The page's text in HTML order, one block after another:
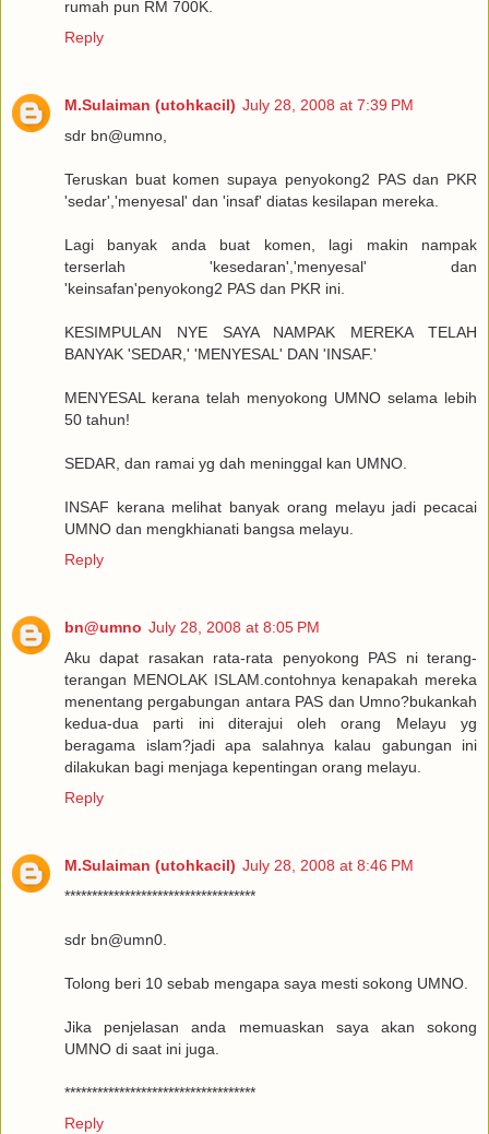
rumah pun RM 700K.
Reply
M.Sulaiman (utohkacil) July 28, 2008 at 7:39 PM
sdr bn@umno,
Teruskan buat komen supaya penyokong2 PAS dan PKR
'sedar','menyesal' dan 'insaf' diatas kesilapan mereka.
Lagi banyak anda buat komen, lagi makin nampak
terserlah 'kesedaran','menyesal' dan
'keinsafan'penyokong2 PAS dan PKR ini.
KESIMPULAN NYE SAYA NAMPAK MEREKA TELAH
BANYAK 'SEDAR,' 'MENYESAL' DAN 'INSAF.'
MENYESAL kerana telah menyokong UMNO selama lebih
50 tahun!
SEDAR, dan ramai yg dah meninggal kan UMNO.
INSAF kerana melihat banyak orang melayu jadi pecacai
UMNO dan mengkhianati bangsa melayu.
Reply
bn@umno July 28, 2008 at 8:05 PM
Aku dapat rasakan rata-rata penyokong PAS ni terang-
terangan MENOLAK ISLAM.contohnya kenapakah mereka
menentang pergabungan antara PAS dan Umno?bukankah
kedua-dua parti ini diterajui oleh orang Melayu yg
beragama islam?jadi apa salahnya kalau gabungan ini
dilakukan bagi menjaga kepentingan orang melayu.
Reply
M.Sulaiman (utohkacil) July 28, 2008 at 8:46 PM
***********************************
sdr bn@umn0.
Tolong beri 10 sebab mengapa saya mesti sokong UMNO.
Jika penjelasan anda memuaskan saya akan sokong
UMNO di saat ini juga.
***********************************
Reply